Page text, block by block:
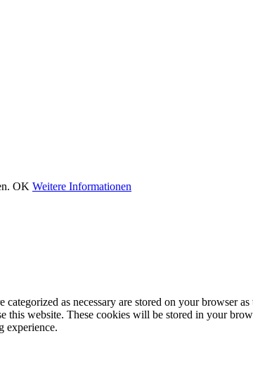
OK Weitere Informationen
as necessary are stored on your browser as
this website. These cookies will be stored in your
experience.